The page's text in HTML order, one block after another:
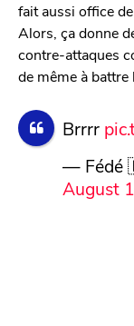
fait aussi office
Alors, ça donne
contre-attaques
de même à battre
Brrrr
— Fédé
August